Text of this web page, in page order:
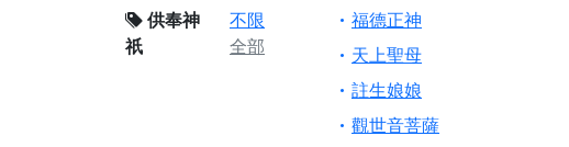
供奉神
祇
不限
全部
福德正神
天上聖母
註生娘娘
觀世音菩薩